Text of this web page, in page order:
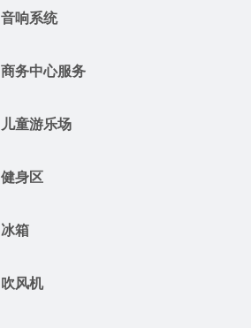
音响系统
商务中心服务
儿童游乐场
健身区
冰箱
吹风机